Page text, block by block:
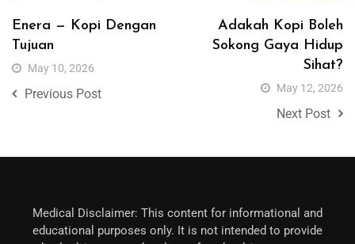
Enera — Kopi Dengan
Tujuan
May 10, 2026
Previous Post
Adakah Kopi Boleh
Sokong Gaya Hidup
Sihat?
May 12, 2026
Next Post
Medical Disclaimer: This content for informational and
educational purposes only. It is not intended to provide